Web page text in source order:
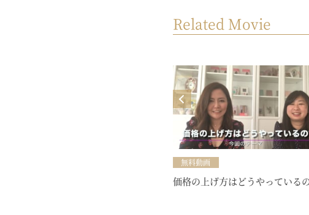
Related Movie
無料動画
価格の上げ方はどうやっている